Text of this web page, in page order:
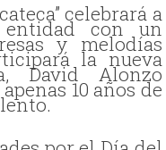
celebrará a
con un
y melodías
la nueva
David Alonzo
10 años de